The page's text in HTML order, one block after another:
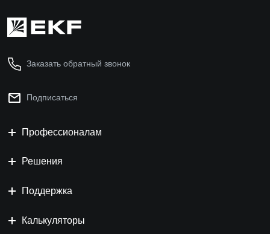
Заказать обратный звонок
Подписаться
Профессионалам
Решения
Поддержка
Калькуляторы